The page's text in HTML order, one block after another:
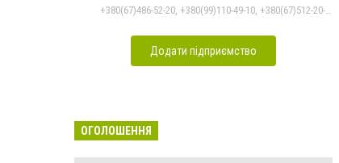
Додати підприємство
ОГОЛОШЕННЯ